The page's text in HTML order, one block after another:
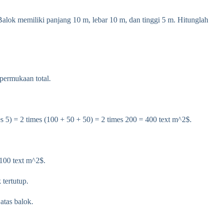
memiliki panjang 10 m, lebar 10 m, dan tinggi 5 m. Hitunglah
total.
5) = 2 times (100 + 50 + 50) = 2 times 200 = 400 text m^2$.
text m^2$.
tertutup.
balok.